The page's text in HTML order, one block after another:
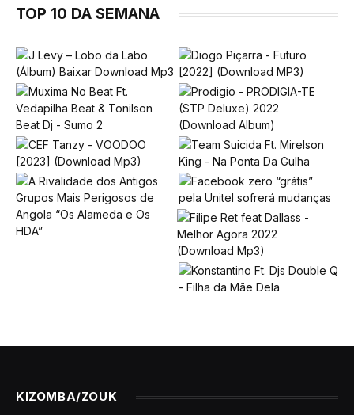
TOP 10 DA SEMANA
KIZOMBA/ZOUK